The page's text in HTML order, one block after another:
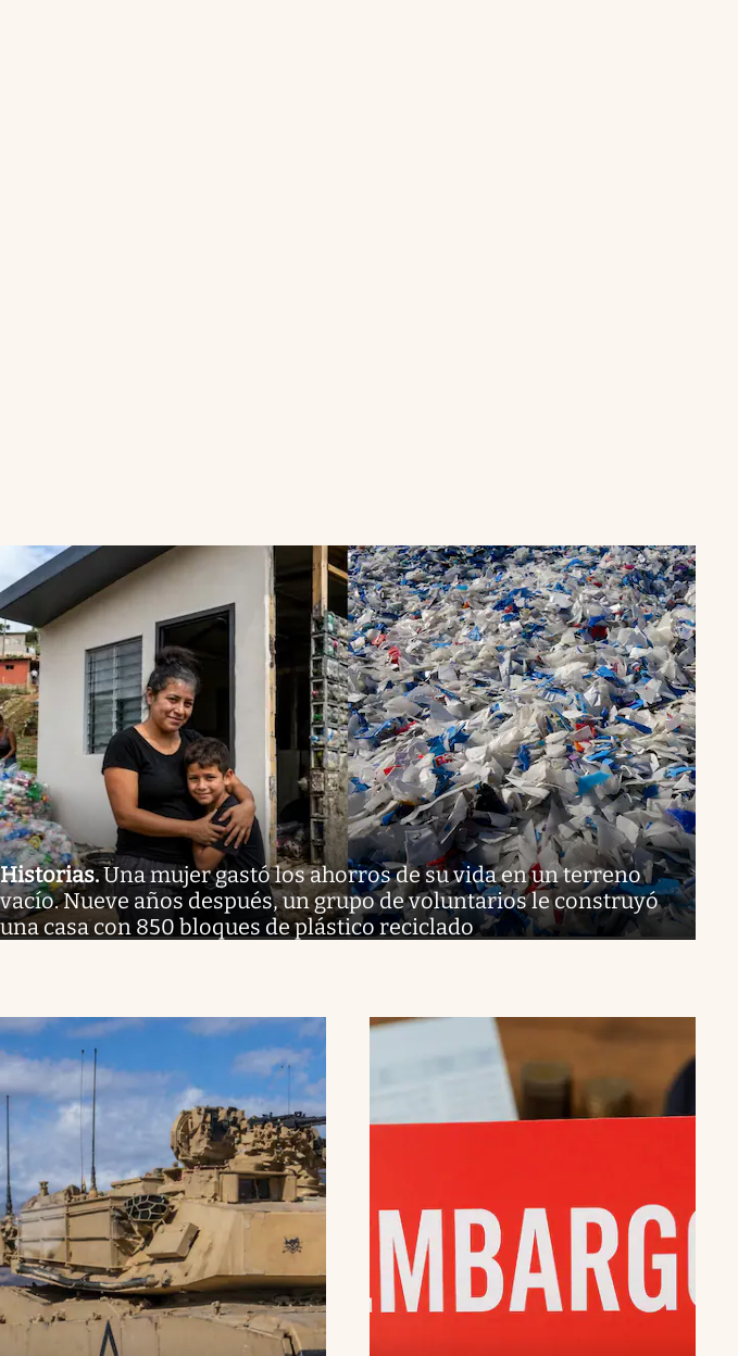
Historias.Una mujer gastó los ahorros de su vida en un terreno
vacío. Nueve años después, un grupo de voluntarios le construyó
una casa con 850 bloques de plástico reciclado